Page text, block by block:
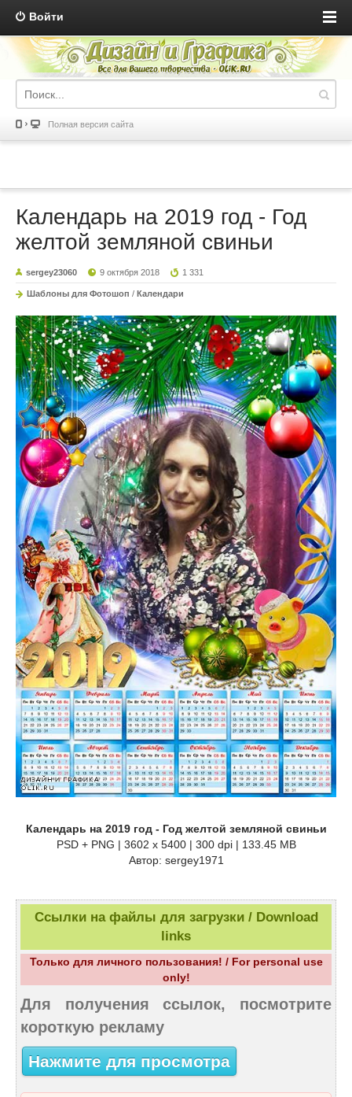
Войти
Полная версия сайта
Календарь на 2019 год - Год
желтой земляной свиньи
sergey23060 9 октября 2018 1 331
Шаблоны для Фотошоп / Календари
Календарь на 2019 год - Год желтой земляной свиньи
PSD + PNG | 3602 x 5400 | 300 dpi | 133.45 MB
Автор: sergey1971
Ссылки на файлы для загрузки / Download
links
Только для личного пользования! / For personal use
only!
Для получения ссылок, посмотрите
короткую рекламу
Нажмите для просмотра